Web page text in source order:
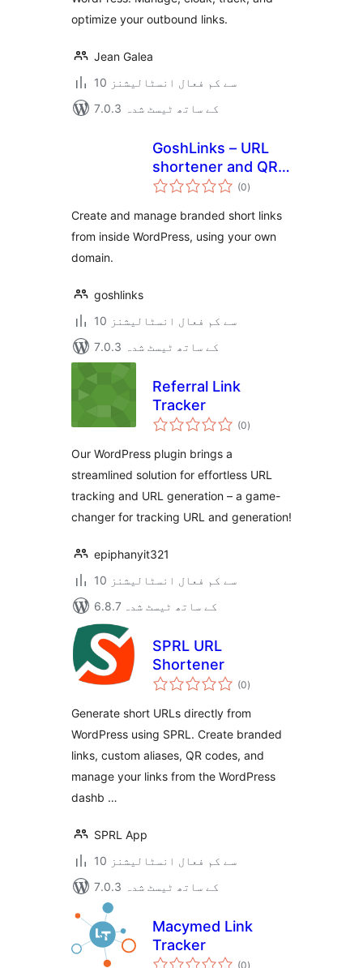
optimize your outbound links.
Jean Galea
10 سے کم فعال انسٹالیشنز
7.0.3 کے ساتھ ٹیسٹ شدہ
GoshLinks – URL
shortener and QR
Code Generator
(0مجموعی
درجہ
)
Create and manage branded short links
from inside WordPress, using your own
domain.
goshlinks
10 سے کم فعال انسٹالیشنز
7.0.3 کے ساتھ ٹیسٹ شدہ
Referral Link
Tracker
(0مجموعی
درجہ
)
Our WordPress plugin brings a
streamlined solution for effortless URL
tracking and URL generation – a game-
changer for tracking URL and generation!
epiphanyit321
10 سے کم فعال انسٹالیشنز
6.8.7 کے ساتھ ٹیسٹ شدہ
SPRL URL
Shortener
(0مجموعی
درجہ
)
Generate short URLs directly from
WordPress using SPRL. Create branded
links, custom aliases, QR codes, and
manage your links from the WordPress
dashb …
SPRL App
10 سے کم فعال انسٹالیشنز
7.0.3 کے ساتھ ٹیسٹ شدہ
Macymed Link
Tracker
(0مجموعی
)